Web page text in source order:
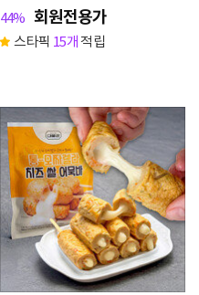
44% 회원전용가
스타픽 15개적립